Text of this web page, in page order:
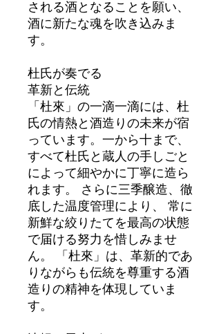
される酒となることを願い、
酒に新たな魂を吹き込みま
す。
杜氏が奏でる
革新と伝統
「杜來」の一滴一滴には、杜
氏の情熱と酒造りの未来が宿
っています。一から十まで、
すべて杜氏と蔵人の手しごと
によって細やかに丁寧に造ら
れます。 さらに三季醸造、徹
底した温度管理により、 常に
新鮮な絞りたてを最高の状態
で届ける努力を惜しみませ
ん。 「杜來」は、革新的であ
りながらも伝統を尊重する酒
造りの精神を体現していま
す。